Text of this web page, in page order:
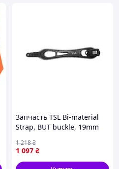
Запчасть TSL Bi-material
Strap, BUT buckle, 19mm
piho}
1 097 ₴
1 218₴